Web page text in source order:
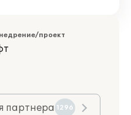
проект
партнера 1296